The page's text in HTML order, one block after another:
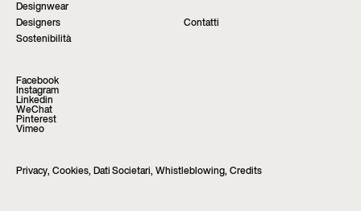
Designwear
Designers
Contatti
Sostenibilità
Facebook
Instagram
Linkedin
WeChat
Pinterest
Vimeo
Privacy, Cookies, Dati Societari, Whistleblowing, Credits